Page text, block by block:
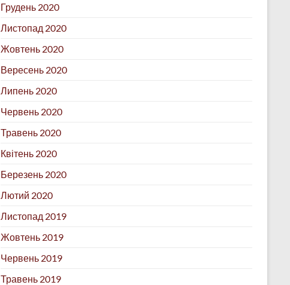
Грудень 2020
Листопад 2020
Жовтень 2020
Вересень 2020
Липень 2020
Червень 2020
Травень 2020
Квітень 2020
Березень 2020
Лютий 2020
Листопад 2019
Жовтень 2019
Червень 2019
Травень 2019